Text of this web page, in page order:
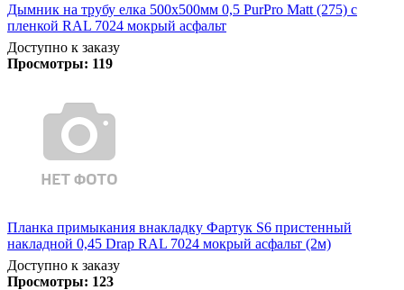
Дымник на трубу елка 500х500мм 0,5 PurPro Matt (275) с
пленкой RAL 7024 мокрый асфальт
Доступно к заказу
Просмотры: 119
Планка примыкания внакладку Фартук S6 пристенный
накладной 0,45 Drap RAL 7024 мокрый асфальт (2м)
Доступно к заказу
Просмотры: 123